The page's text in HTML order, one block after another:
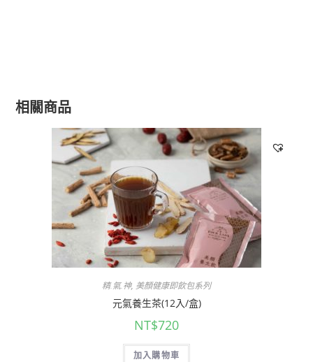
相關商品
精.氣.神, 美顏健康即飲包系列
元氣養生茶(12入/盒)
NT$720
加入購物車